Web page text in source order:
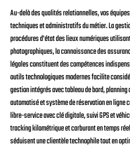
Au-delà des qualités relationnelles, vos
techniques et administratifs du métier. La
procédures d'état des lieux numériques
photographiques, la connaissance des
légales constituent des compétences
outils technologiques modernes facilite
gestion intégrés avec tableau de bord,
automatisé et système de réservation en ligne
libre-service avec clé digitale, suivi GPS et
tracking kilométrique et carburant en temps
séduisent une clientèle technophile tout en